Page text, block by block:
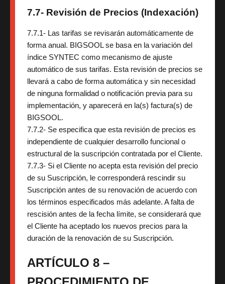
7.7- Revisión de Precios (Indexación)
7.7.1- Las tarifas se revisarán automáticamente de
forma anual. BIGSOOL se basa en la variación del
índice SYNTEC como mecanismo de ajuste
automático de sus tarifas. Esta revisión de precios se
llevará a cabo de forma automática y sin necesidad
de ninguna formalidad o notificación previa para su
implementación, y aparecerá en la(s) factura(s) de
BIGSOOL.
7.7.2- Se especifica que esta revisión de precios es
independiente de cualquier desarrollo funcional o
estructural de la suscripción contratada por el Cliente.
7.7.3- Si el Cliente no acepta esta revisión del precio
de su Suscripción, le corresponderá rescindir su
Suscripción antes de su renovación de acuerdo con
los términos especificados más adelante. A falta de
rescisión antes de la fecha límite, se considerará que
el Cliente ha aceptado los nuevos precios para la
duración de la renovación de su Suscripción.
ARTÍCULO 8 –